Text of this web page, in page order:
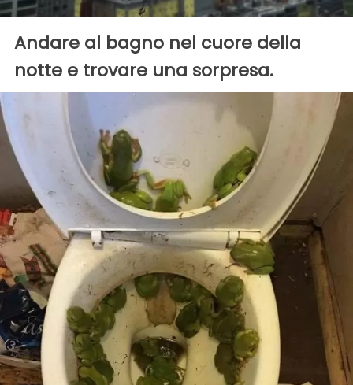
Andare al bagno nel cuore della
notte e trovare una sorpresa.